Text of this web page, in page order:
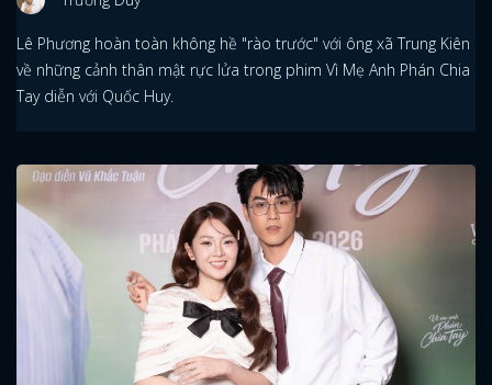
Lê Phương hoàn toàn không hề "rào trước" với ông xã Trung Kiên
về những cảnh thân mật rực lửa trong phim Vì Mẹ Anh Phán Chia
Tay diễn với Quốc Huy.